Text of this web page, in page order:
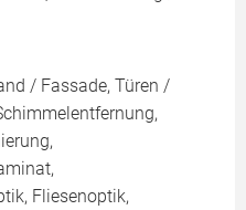
/ Fassade, Türen /
Fliesenoptik,